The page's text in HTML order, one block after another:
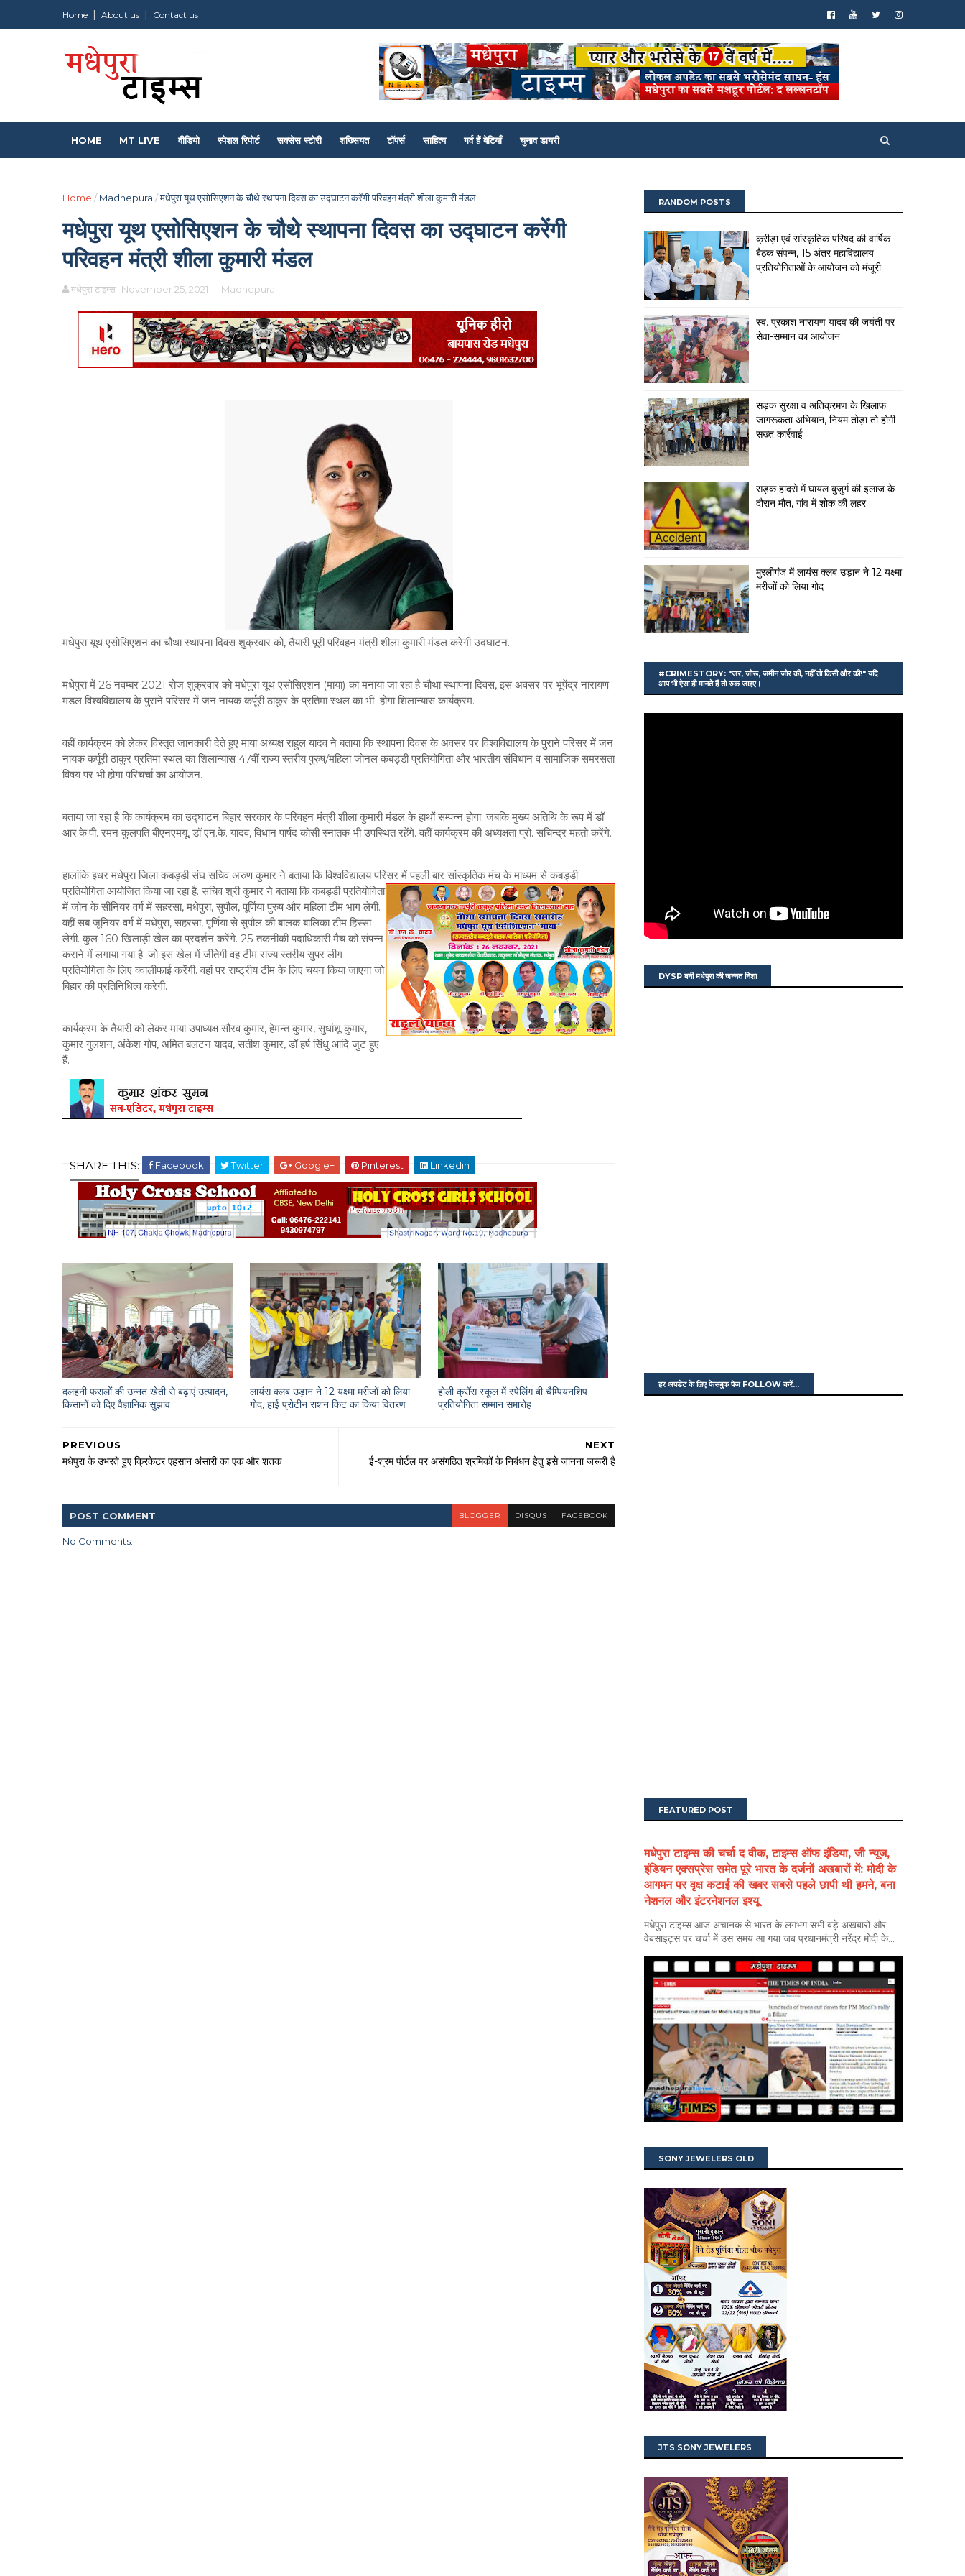
Home About us Contact us
HOME MT LIVE वीडियो स्पेशल रिपोर्ट सक्सेस स्टोरी शख्सियत टॉपर्स साहित्य गर्व हैं बेटियाँ चुनाव डायरी
Home / Madhepura /मधेपुरा यूथ एसोसिएशन के चौथे स्थापना दिवस का उद्घाटन करेंगी परिवहन मंत्री शीला कुमारी मंडल
मधेपुरा यूथ एसोसिएशन के चौथे स्थापना दिवस का उद्घाटन करेंगी
परिवहन मंत्री शीला कुमारी मंडल
मधेपुरा टाइम्स November 25, 2021 - Madhepura
मधेपुरा यूथ एसोसिएशन का चौथा स्थापना दिवस शुक्रवार को, तैयारी पूरी परिवहन मंत्री शीला कुमारी मंडल करेगी उदघाटन.
मधेपुरा में 26 नवम्बर 2021 रोज शुक्रवार को मधेपुरा यूथ एसोसिएशन (माया) का मनाया जा रहा है चौथा स्थापना दिवस, इस अवसर पर भूपेंद्र नारायण
मंडल विश्वविद्यालय के पुराने परिसर में जन नायक कर्पूरी ठाकुर के प्रतिमा स्थल का भी होगा शिलान्यास कार्यक्रम.
वहीं कार्यक्रम को लेकर विस्तृत जानकारी देते हुए माया अध्यक्ष राहुल यादव ने बताया कि स्थापना दिवस के अवसर पर विश्वविद्यालय के पुराने परिसर में जन
नायक कर्पूरी ठाकुर प्रतिमा स्थल का शिलान्यास 47वीं राज्य स्तरीय पुरुष/महिला जोनल कबड्डी प्रतियोगिता और भारतीय संविधान व सामाजिक समरसता
विषय पर भी होगा परिचर्चा का आयोजन.
बताया जा रहा है कि कार्यक्रम का उद्घाटन बिहार सरकार के परिवहन मंत्री शीला कुमारी मंडल के हाथों सम्पन्न होगा. जबकि मुख्य अतिथि के रूप में डॉ
आर.के.पी. रमन कुलपति बीएनएमयू, डॉ एन.के. यादव, विधान पार्षद कोसी स्नातक भी उपस्थित रहेंगे. वहीं कार्यक्रम की अध्यक्षता प्रो. सचिन्द्र महतो करेंगे.
हालांकि इधर मधेपुरा जिला कबड्डी संघ सचिव अरुण कुमार ने बताया कि विश्वविद्यालय परिसर में पहली बार सांस्कृतिक मंच के माध्यम से कबड्डी
प्रतियोगिता आयोजित किया जा रहा है. सचिव श्री कुमार ने बताया कि कबड्डी प्रतियोगिता
में जोन के सीनियर वर्ग में सहरसा, मधेपुरा, सुपौल, पूर्णिया पुरुष और महिला टीम भाग लेगी.
वहीं सब जूनियर वर्ग में मधेपुरा, सहरसा, पूर्णिया से सुपौल की बालक बालिका टीम हिस्सा
लेगी. कुल 160 खिलाड़ी खेल का प्रदर्शन करेंगे. 25 तकनीकी पदाधिकारी मैच को संपन्न
कराने में लगाया गया है. जो इस खेल में जीतेगी वह टीम राज्य स्तरीय सुपर लीग
प्रतियोगिता के लिए क्वालीफाई करेंगी. वहां पर राष्ट्रीय टीम के लिए चयन किया जाएगा जो
बिहार की प्रतिनिधित्व करेगी.
कार्यक्रम के तैयारी को लेकर माया उपाध्यक्ष सौरव कुमार, हेमन्त कुमार, सुधांशू कुमार,
कुमार गुलशन, अंकेश गोप, अमित बलटन यादव, सतीश कुमार, डॉ हर्ष सिंधु आदि जुट हुए
हैं.
SHARE THIS: Facebook Twitter Google+ Pinterest Linkedin
दलहनी फसलों की उन्नत खेती से बढ़ाएं उत्पादन,
किसानों को दिए वैज्ञानिक सुझाव
लायंस क्लब उड़ान ने 12 यक्ष्मा मरीजों को लिया
गोद, हाई प्रोटीन राशन किट का किया वितरण
होली क्रॉस स्कूल में स्पेलिंग बी चैम्पियनशिप
प्रतियोगिता सम्मान समारोह
NEXT
ई-श्रम पोर्टल पर असंगठित श्रमिकों के निबंधन हेतु इसे जानना जरूरी है
PREVIOUS
मधेपुरा के उभरते हुए क्रिकेटर एहसान अंसारी का एक और शतक
POST COMMENT BLOGGER DISQUS FACEBOOK
No Comments:
RANDOM POSTS
क्रीड़ा एवं सांस्कृतिक परिषद की वार्षिक
बैठक संपन्न, 15 अंतर महाविद्यालय
प्रतियोगिताओं के आयोजन को मंजूरी
स्व. प्रकाश नारायण यादव की जयंती पर
सेवा-सम्मान का आयोजन
सड़क सुरक्षा व अतिक्रमण के खिलाफ
जागरूकता अभियान, नियम तोड़ा तो होगी
सख्त कार्रवाई
सड़क हादसे में घायल बुजुर्ग की इलाज के
दौरान मौत, गांव में शोक की लहर
मुरलीगंज में लायंस क्लब उड़ान ने 12 यक्ष्मा
मरीजों को लिया गोद
#CRIMESTORY: "जर, जोरू, जमीन जोर की, नहीं तो किसी और की!" यदि
आप भी ऐसा ही मानते हैं तो रुक जाइए।
DYSP बनी मधेपुरा की जन्नत निशा
हर अपडेट के लिए फेसबुक पेज FOLLOW करें...
FEATURED POST
मधेपुरा टाइम्स की चर्चा द वीक, टाइम्स ऑफ इंडिया, जी न्यूज,
इंडियन एक्सप्रेस समेत पूरे भारत के दर्जनों अखबारों में: मोदी के
आगमन पर वृक्ष कटाई की खबर सबसे पहले छापी थी हमने, बना
नेशनल और इंटरनेशनल इश्यू
मधेपुरा टाइम्स आज अचानक से भारत के लगभग सभी बड़े अखबारों और
वेबसाइट्स पर चर्चा में उस समय आ गया जब प्रधानमंत्री नरेंद्र मोदी के...
SONY JEWELERS OLD
JTS SONY JEWELERS